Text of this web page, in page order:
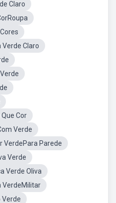
Claro
Verde Claro
Cor
Verde
VerdePara Parede
Verde
Verde Oliva
VerdeMilitar
Verde